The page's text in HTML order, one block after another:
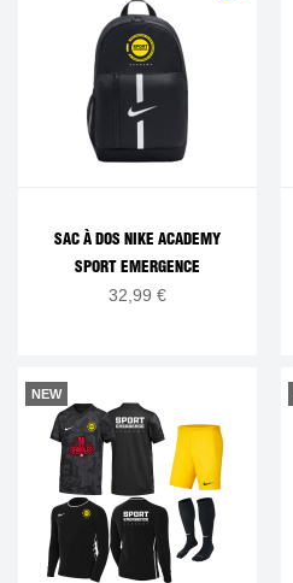
SAC À DOS NIKE ACADEMY
SPORT EMERGENCE
32,99 €
NEW